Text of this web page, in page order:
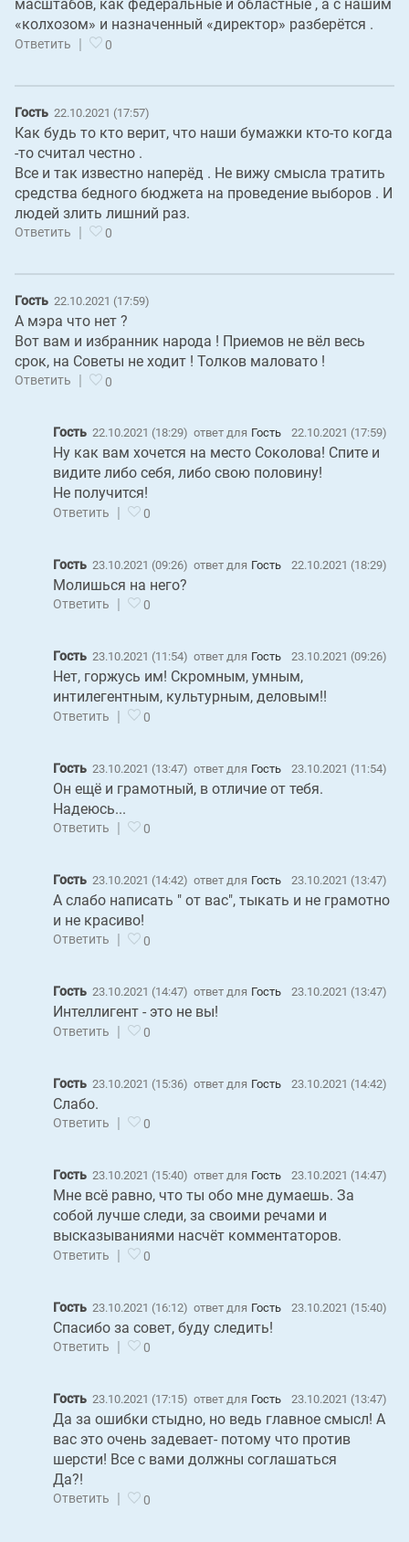
масштабов, как федеральные и областные , а с нашим
«колхозом» и назначенный «директор» разберётся .
Ответить | 0
Гость 22.10.2021 (17:57)
Как будь то кто верит, что наши бумажки кто-то когда
-то считал честно .
Все и так известно наперёд . Не вижу смысла тратить
средства бедного бюджета на проведение выборов . И
людей злить лишний раз.
Ответить | 0
Гость 22.10.2021 (17:59)
А мэра что нет ?
Вот вам и избранник народа ! Приемов не вёл весь
срок, на Советы не ходит ! Толков маловато !
Ответить 0
Гость 22.10.2021 (18:29) ответ для Гость 22.10.2021 (17:59)
Ну как вам хочется на место Соколова! Спите и
видите либо себя, либо свою половину!
Не получится!
Ответить | 0
Гость 23.10.2021 (09:26) ответ для Гость 22.10.2021 (18:29)
Молишься на него?
Ответить 0
Гость 23.10.2021 (11:54) ответ для Гость 23.10.2021 (09:26)
Нет, горжусь им! Скромным, умным,
интилегентным, культурным, деловым!!
Ответить | 0
Гость 23.10.2021 (13:47) ответ для Гость 23.10.2021 (11:54)
Он ещё и грамотный, в отличие от тебя.
Надеюсь...
Ответить | 0
Гость 23.10.2021 (14:42) ответ для Гость 23.10.2021 (13:47)
А слабо написать " от вас", тыкать и не грамотно
и не красиво!
Ответить 0
Гость 23.10.2021 (14:47) ответ для Гость 23.10.2021 (13:47)
Интеллигент - это не вы!
Ответить | 0
Гость 23.10.2021 (15:36) ответ для Гость 23.10.2021 (14:42)
Слабо.
Ответить 0
Гость 23.10.2021 (15:40) ответ для Гость 23.10.2021 (14:47)
Мне всё равно, что ты обо мне думаешь. За
собой лучше следи, за своими речами и
высказываниями насчёт комментаторов.
Ответить | 0
Гость 23.10.2021 (16:12) ответ для Гость 23.10.2021 (15:40)
Спасибо за совет, буду следить!
Ответить | 0
Гость 23.10.2021 (17:15) ответ для Гость 23.10.2021 (13:47)
Да за ошибки стыдно, но ведь главное смысл! А
вас это очень задевает- потому что против
шерсти! Все с вами должны соглашаться
Да?!
Ответить 0